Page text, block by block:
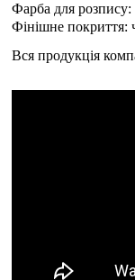
Фарба для розпису:
Фінішне покриття:
Вся продукція